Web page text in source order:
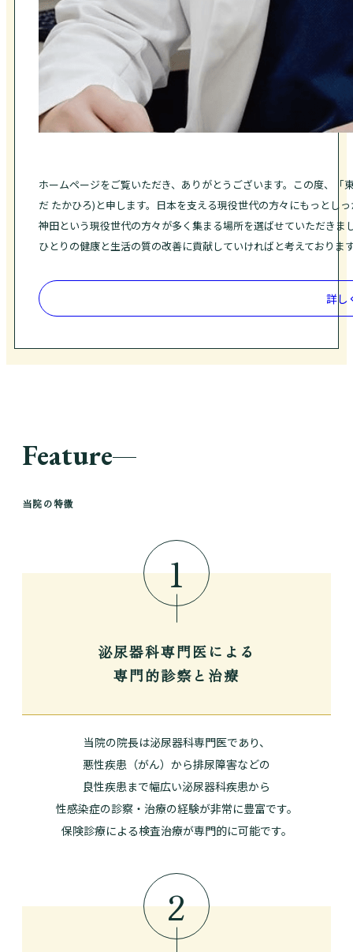
ホームページをご覧いただき、ありがとうございます。この度、
だ たかひろ)と申します。日本を支える現役世代の方々にもっとし
神田という現役世代の方々が多く集まる場所を選ばせていただき
ひとりの健康と生活の質の改善に貢献していければと考えておりま
詳し
Feature
当院の特徴
1
泌尿器科専門医による
専門的診察と治療
当院の院長は泌尿器科専門医であり、
悪性疾患（がん）から排尿障害などの
良性疾患まで幅広い泌尿器科疾患から
性感染症の診察・治療の経験が非常に豊富です。
保険診療による検査治療が専門的に可能です。
2